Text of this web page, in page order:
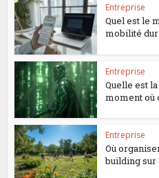
Entreprise
Quel est le
mobilité
Entreprise
Quelle est
moment où
Entreprise
Où
building sur